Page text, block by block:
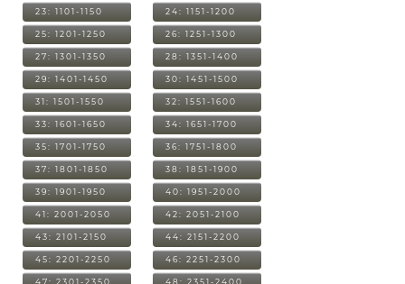
23: 1101-1150 24: 1151-1200
25: 1201-1250 26: 1251-1300
27: 1301-1350 28: 1351-1400
29: 1401-1450 30: 1451-1500
31: 1501-1550 32: 1551-1600
33: 1601-1650 34: 1651-1700
35: 1701-1750 36: 1751-1800
37: 1801-1850 38: 1851-1900
39: 1901-1950 40: 1951-2000
41: 2001-2050 42: 2051-2100
43: 2101-2150 44: 2151-2200
45: 2201-2250 46: 2251-2300
47: 2301-2350 48: 2351-2400